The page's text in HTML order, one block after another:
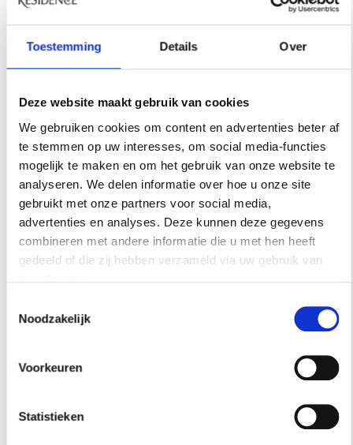
Toestemming Details Over
Deze website maakt gebruik van cookies
We gebruiken cookies om content en advertenties beter af
te stemmen op uw interesses, om social media-functies
mogelijk te maken en om het gebruik van onze website te
analyseren. We delen informatie over hoe u onze site
gebruikt met onze partners voor social media,
advertenties en analyses. Deze kunnen deze gegevens
combineren met andere informatie die u met hen heeft
gedeeld of die zij hebben verzameld via uw gebruik van
Noodzakelijk
Voorkeuren
Statistieken
aanvragen van meerdere parkeervergunningen
garant voor stijlvol wonen in een elegante
Deze woning wordt u aangeboden door
Conduct Vastgoed B.V.Je kunt de woning hier
verder bekijken .
INSPIRATIE